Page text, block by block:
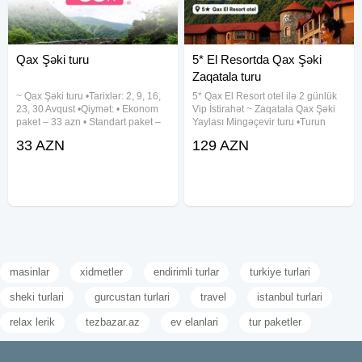
Qax Şəki turu
~ Qax Şəki turu •Tarixlər: 2, 9, 16,
23, 30 Avqust •Qiymət: • Ekonom
paket – 33 azn • Standart paket –
✓Qiymətə daxildir: • Komfortlu
33 AZN
5* El Resortda Qax Şəki
Zaqatala turu
5* Qax El Resort otel ilə 2 günlük
Vip İstirahət ~ Zaqatala Qax Şəki
Yaylası Mingəçevir turu •Turun
19-20, 22-23, 26-27, 29-30 Avqust
129 AZN
masinlar xidmetler endirimli turlar turkiye turlari
sheki turlari gurcustan turlari travel istanbul turlari
relax lerik tezbazar.az ev elanlari tur paketler